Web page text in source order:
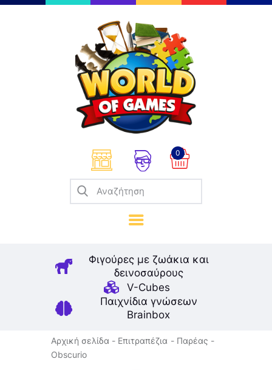
0
Φιγούρες με ζωάκια και
δεινοσαύρους
V-Cubes
Παιχνίδια γνώσεων
Brainbox
Επιτραπέζια
Παζλ
Παιχνίδια Καρτών
Σπαζοκεφαλιές
Κατασκευές
Καλλιτεχνικά
Μοντελισμός
Βιβλία
Παιχνίδια Ρόλων
Αρχική σελίδα Επιτραπέζια
Παρέας
Obscurio